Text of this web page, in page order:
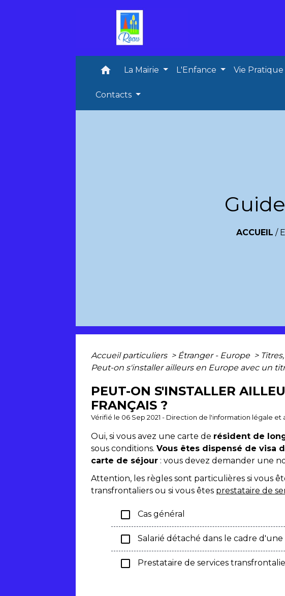
home La Mairie L'Enfance Vie Pratique
Contacts
ACCUEIL /
Accueil particuliers > Étranger - Europe >
Peut-on s'installer ailleurs en Europe avec un
PEUT-ON S'INSTALLER
FRANÇAIS ?
Vérifié le 06 Sep 2021 - Direction de l'information légale
Oui, si vous avez une carte de résident de
sous conditions.Vous êtes dispensé de visa
carte de séjour : vous devez demander une
Attention, les règles sont particulières si vous
transfrontaliers ou si vous êtes prestataire de
check_box_outline_blank Cas général
check_box_outline_blank Salarié détaché dans le cadre
check_box_outline_blank Prestataire de services